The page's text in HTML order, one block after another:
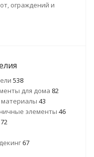
ограждений и
538
для дома 82
43
элементы 46
67